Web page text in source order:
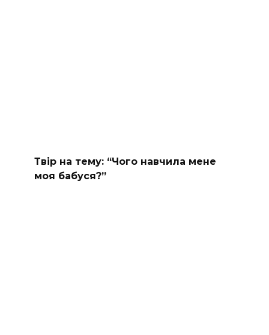
Твір на тему: “Чого навчила мене
моя бабуся?”